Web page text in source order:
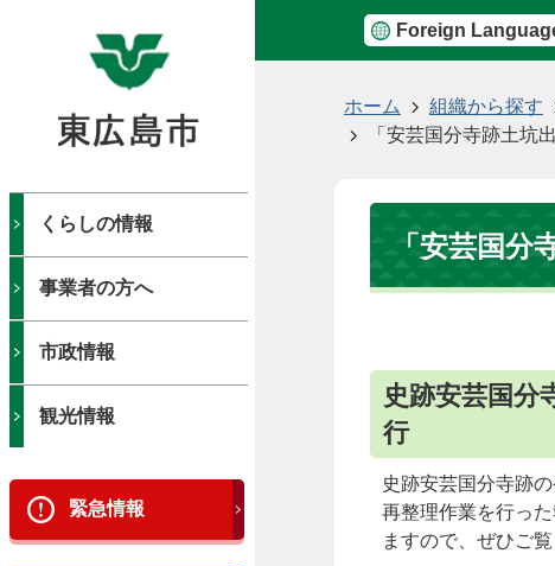
Foreign
くらしの情報
事業者の方へ
市政情報
観光情報
緊急情報
ホーム 組織から探す
「安芸国分寺跡土坑
「安芸国
史跡安芸国分
行
史跡安芸国分寺跡
再整理作業を行っ
ますので、ぜひご覧